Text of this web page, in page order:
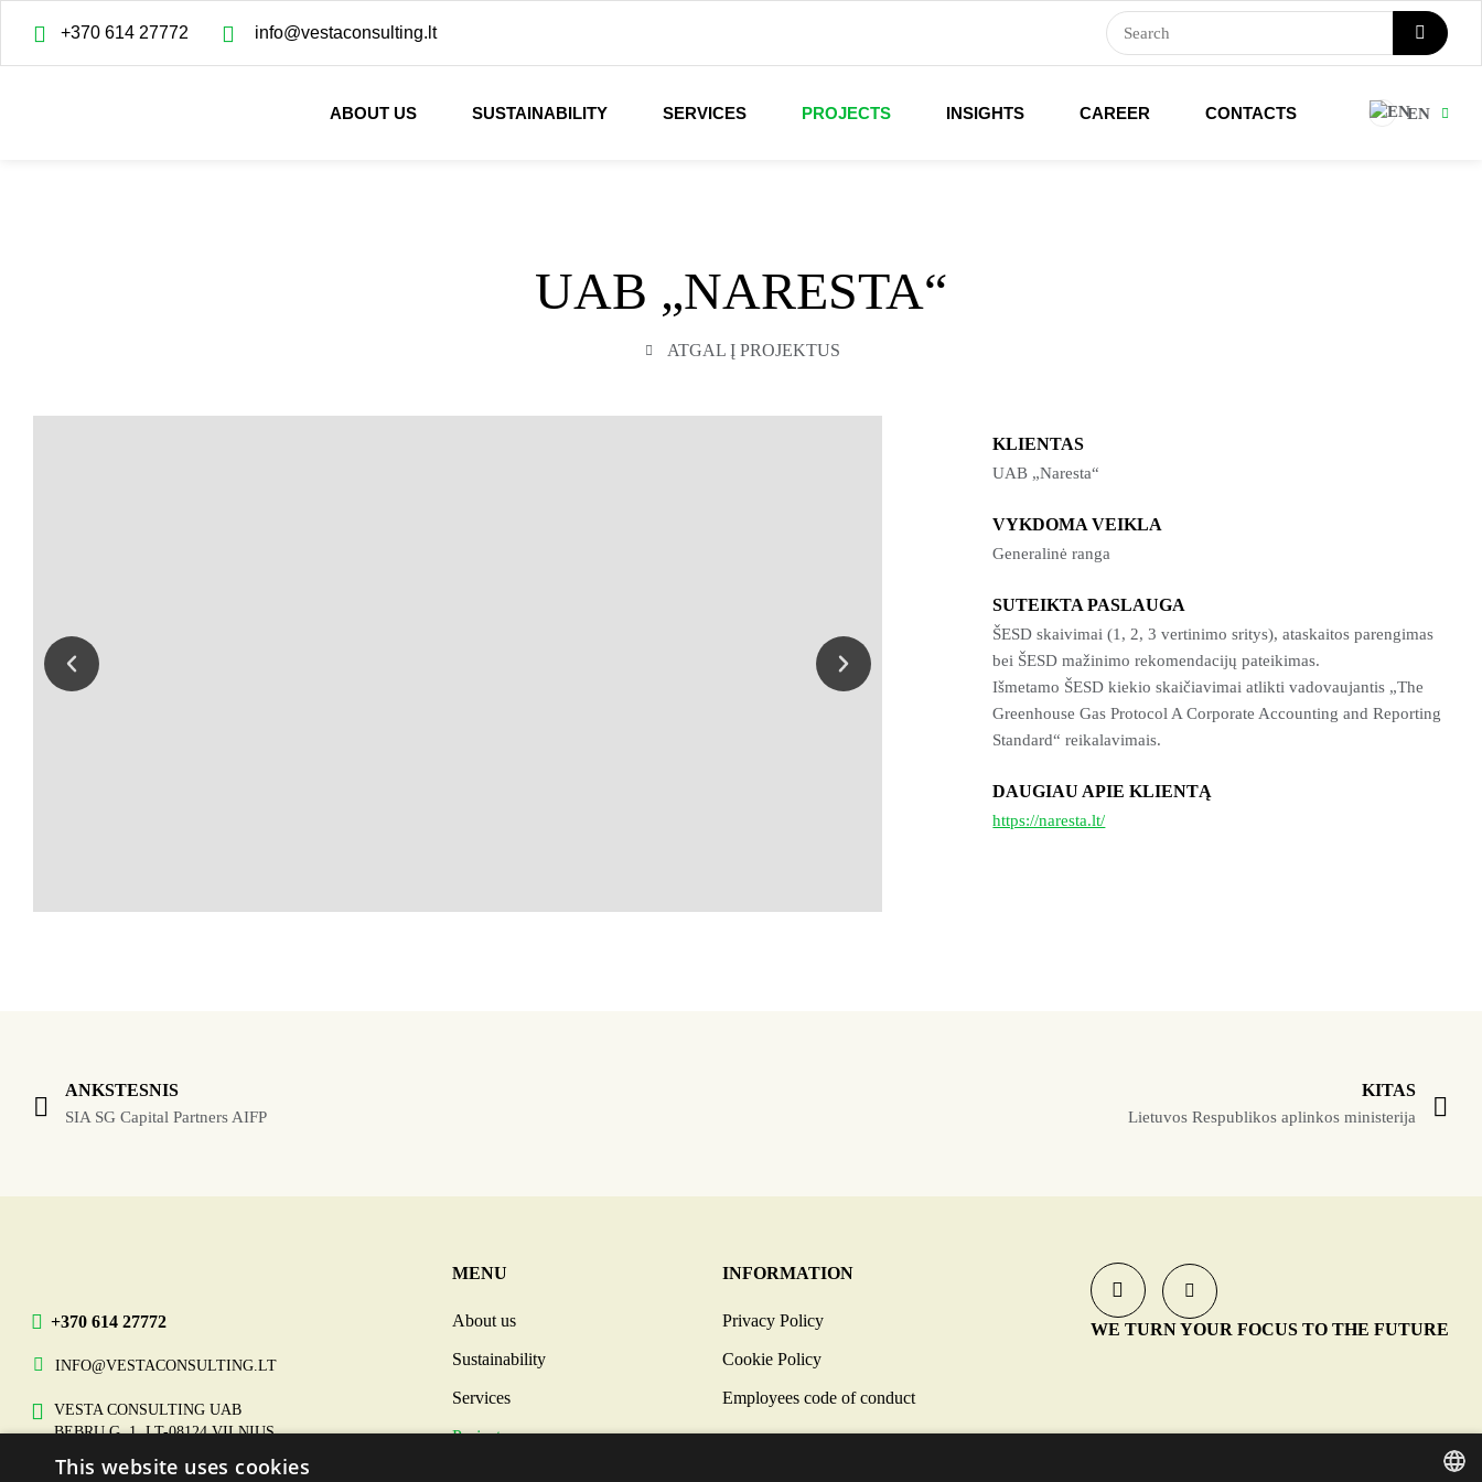
+370 614 27772 info@vestaconsulting.lt
ABOUT US SUSTAINABILITY SERVICES PROJECTS INSIGHTS CAREER CONTACTS EN
UAB „NARESTA“
ATGAL Į PROJEKTUS
KLIENTAS
UAB „Naresta“
VYKDOMA VEIKLA
Generalinė ranga
SUTEIKTA PASLAUGA
ŠESD skaivimai (1, 2, 3 vertinimo sritys), ataskaitos parengimas
bei ŠESD mažinimo rekomendacijų pateikimas.
Išmetamo ŠESD kiekio skaičiavimai atlikti vadovaujantis „The
Greenhouse Gas Protocol A Corporate Accounting and Reporting
Standard“ reikalavimais.
DAUGIAU APIE KLIENTĄ
https://naresta.lt/
ANKSTESNIS
SIA SG Capital Partners AIFP
KITAS
Lietuvos Respublikos aplinkos ministerija
+370 614 27772
INFO@VESTACONSULTING.LT
VESTA CONSULTING UAB
BEBRŲ G. 1, LT-08124 VILNIUS
MENU
About us
Sustainability
Services
Projects
INFORMATION
Privacy Policy
Cookie Policy
Employees code of conduct
WE TURN YOUR FOCUS TO THE FUTURE
This website uses cookies